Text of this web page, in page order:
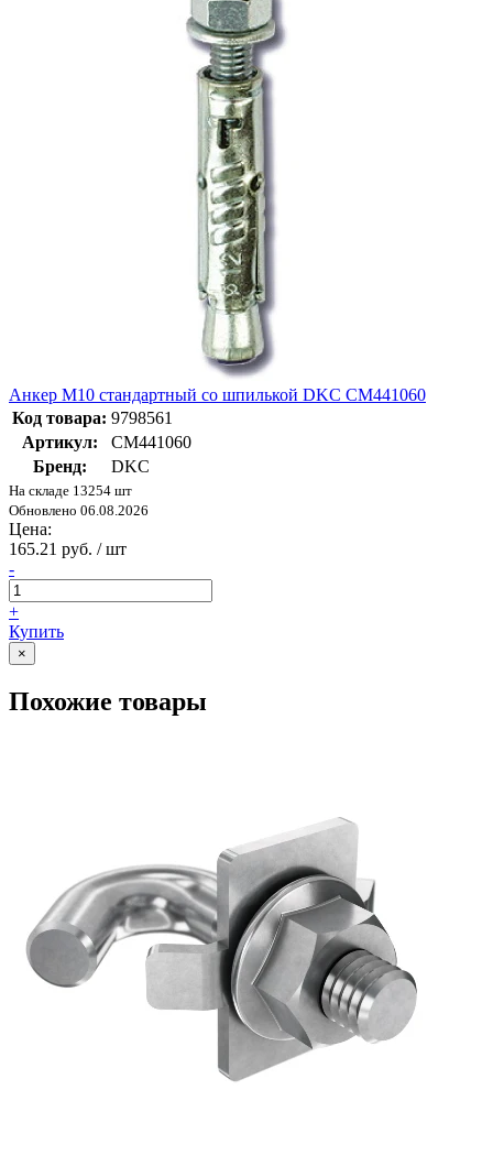
Анкер М10 стандартный со шпилькой DKC CM441060
Код товара: 9798561
Артикул:
CM441060
Бренд:
DKC
На складе 13254 шт
Обновлено 06.08.2026
Цена:
165.21 руб. / шт
-
+
Купить
×
Похожие товары